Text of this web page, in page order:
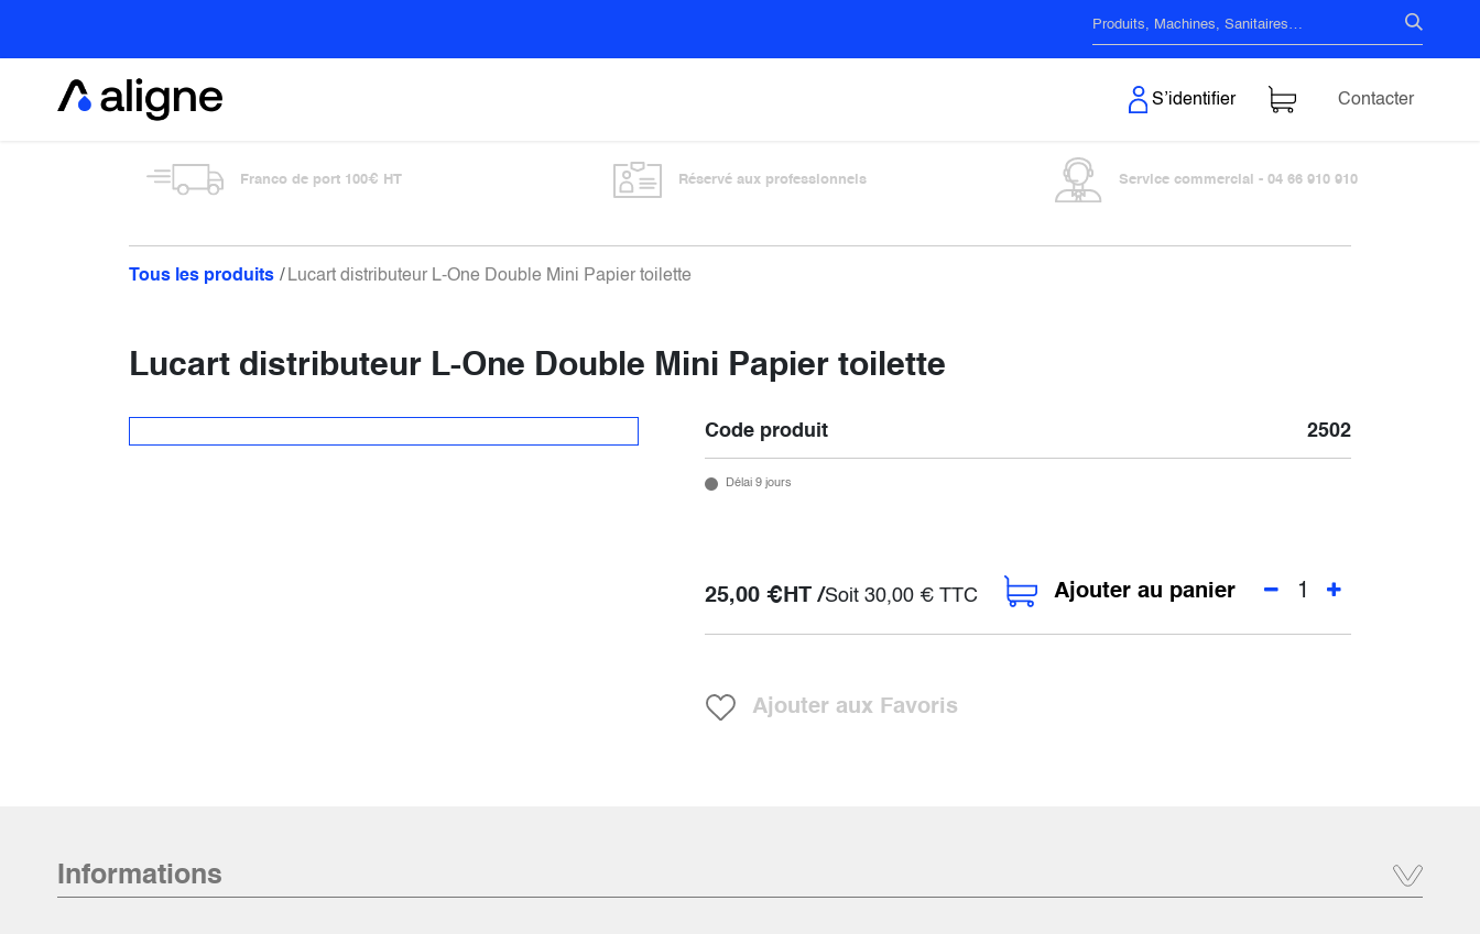
S’identifier Contacter
Franco de port 100€ HT Réservé aux professionnels Service commercial - 04 66 910 910
Tous les produits Lucart distributeur L-One Double Mini Papier toilette
Lucart distributeur L-One Double Mini Papier toilette
Code produit 2502
Délai 9 jours
25,00€ HT /Soit 30,00€TTC Ajouter au panier
Ajouter aux Favoris
Informations